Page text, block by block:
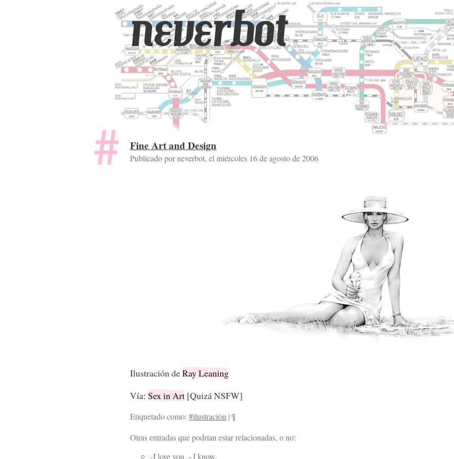
neverbot
Fine Art and Design
Publicado por neverbot, el miércoles 16 de agosto de 2006
Ilustración deRay Leaning
Vía: Sex in Art [Quizá NSFW]
Etiquetado como: #ilustración |¶
Otras entradas que podrían estar relacionadas, o no:
-I love you. - I know.